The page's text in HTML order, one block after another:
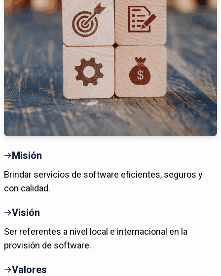
Misión
Brindar servicios de software eficientes, seguros y
con calidad.
Visión
Ser referentes a nivel local e internacional en la
provisión de software.
Valores